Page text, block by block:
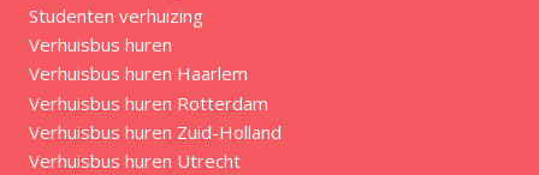
Studenten verhuizing
Verhuisbus huren
Verhuisbus huren Haarlem
Verhuisbus huren Rotterdam
Verhuisbus huren Zuid-Holland
Verhuisbus huren Utrecht